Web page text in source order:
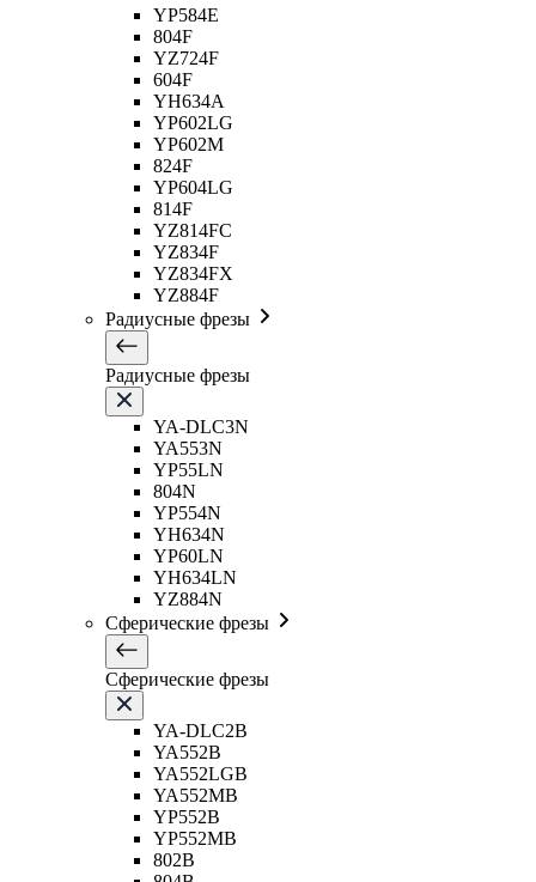
YP584E
804F
YZ724F
604F
YH634A
YP602LG
YP602M
824F
YP604LG
814F
YZ814FC
YZ834F
YZ834FX
YZ884F
Радиусные фрезы
Радиусные фрезы
YA-DLC3N
YA553N
YP55LN
804N
YP554N
YH634N
YP60LN
YH634LN
YZ884N
Сферические фрезы
Сферические фрезы
YA-DLC2B
YA552B
YA552LGB
YA552MB
YP552B
YP552MB
802B